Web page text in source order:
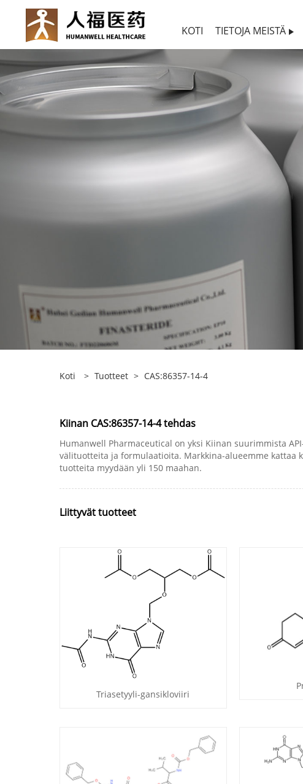
KOTI TIETOJA MEISTÄ
Koti > Tuotteet > CAS:86357-14-4
Kiinan CAS:86357-14-4 tehdas
Humanwell Pharmaceutical on yksi Kiinan suurimmista
välituotteita ja formulaatioita. Markkina-alueemme kattaa
tuotteita myydään yli 150 maahan.
Liittyvät tuotteet
Triasetyyli-gansikloviiri